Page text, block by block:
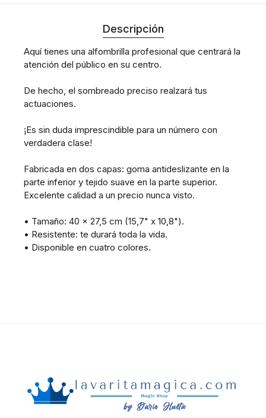
Descripción
Aquí tienes una alfombrilla profesional que centrará la
atención del público en su centro.
De hecho, el sombreado preciso realzará tus
actuaciones.
¡Es sin duda imprescindible para un número con
verdadera clase!
Fabricada en dos capas: goma antideslizante en la
parte inferior y tejido suave en la parte superior.
Excelente calidad a un precio nunca visto.
• Tamaño: 40 x 27,5 cm (15,7" x 10,8").
• Resistente: te durará toda la vida.
• Disponible en cuatro colores.